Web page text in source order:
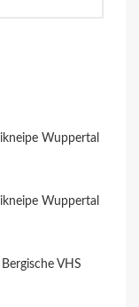
Wuppertal
Wuppertal
Bergische VHS